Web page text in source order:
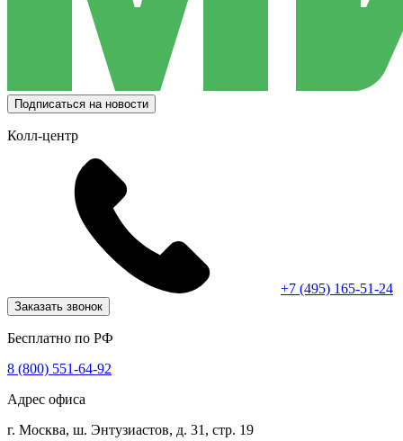
Подписаться на новости
Колл-центр
+7 (495) 165-51-24
Заказать звонок
Бесплатно по РФ
8 (800) 551-64-92
Адрес офиса
г. Москва, ш. Энтузиастов, д. 31, стр. 19